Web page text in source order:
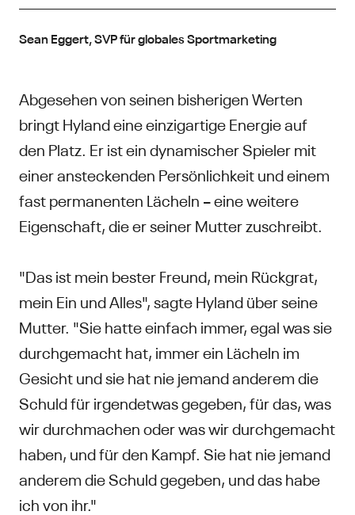
Sean Eggert, SVP für globales Sportmarketing
Abgesehen von seinen bisherigen Werten
bringt Hyland eine einzigartige Energie auf
den Platz. Er ist ein dynamischer Spieler mit
einer ansteckenden Persönlichkeit und einem
fast permanenten Lächeln – eine weitere
Eigenschaft, die er seiner Mutter zuschreibt.
"Das ist mein bester Freund, mein Rückgrat,
mein Ein und Alles", sagte Hyland über seine
Mutter. "Sie hatte einfach immer, egal was sie
durchgemacht hat, immer ein Lächeln im
Gesicht und sie hat nie jemand anderem die
Schuld für irgendetwas gegeben, für das, was
wir durchmachen oder was wir durchgemacht
haben, und für den Kampf. Sie hat nie jemand
anderem die Schuld gegeben, und das habe
ich von ihr."